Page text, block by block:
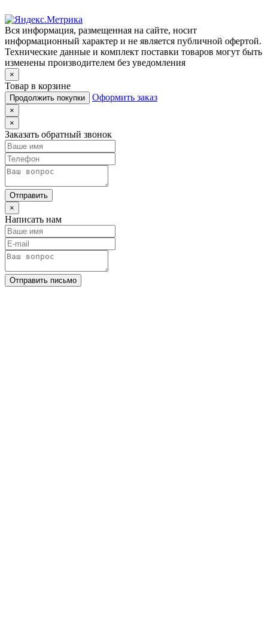
Вся информация, размещенная на сайте, носит
информационный характер и не является публичной офертой.
Технические данные и комплект поставки товаров могут быть
изменены производителем без уведомления
×
Товар в корзине
Продолжить покупки Оформить заказ
×
×
Заказать обратный звонок
Отправить
×
Написать нам
Отправить письмо